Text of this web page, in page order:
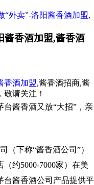
“外卖”-洛阳酱香酒加盟,
酱香酒加盟,酱香酒
香酒加盟,酱香酒招商,酱
请关注！
酱香酒又放“大招”，亲
（下称“酱香酒公司”）
约5000-7000家）在美
台酱香酒公司产品提供平